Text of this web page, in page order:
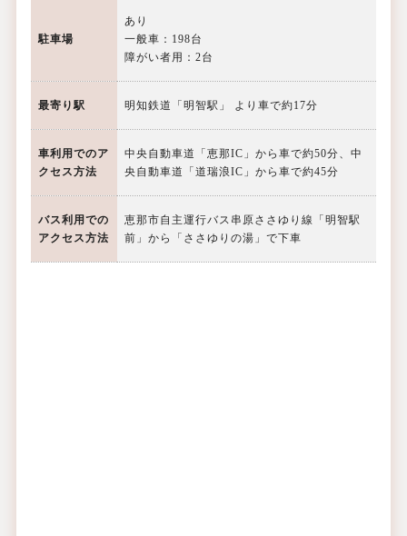
駐車場
あり
一般車：198台
障がい者用：2台
最寄り駅 明知鉄道「明智駅」 より車で約17分
車利用でのア
クセス方法
中央自動車道「恵那IC」から車で約50分、中
央自動車道「道瑞浪IC」から車で約45分
バス利用での
アクセス方法
恵那市自主運行バス串原ささゆり線「明智駅
前」から「ささゆりの湯」で下車